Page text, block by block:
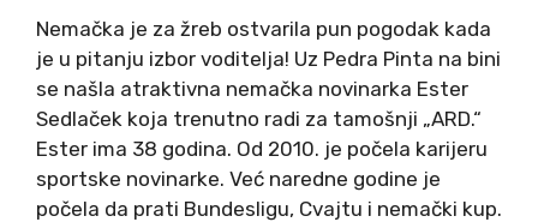
Nemačka je za žreb ostvarila pun pogodak kada
je u pitanju izbor voditelja! Uz Pedra Pinta na bini
se našla atraktivna nemačka novinarka Ester
Sedlaček koja trenutno radi za tamošnji „ARD.“
Ester ima 38 godina. Od 2010. je počela karijeru
sportske novinarke. Već naredne godine je
počela da prati Bundesligu, Cvajtu i nemački kup.